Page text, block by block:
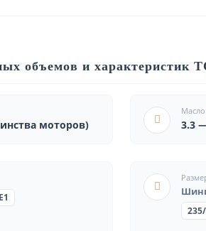
объемов и характеристик
моторов)
Масло
3.3